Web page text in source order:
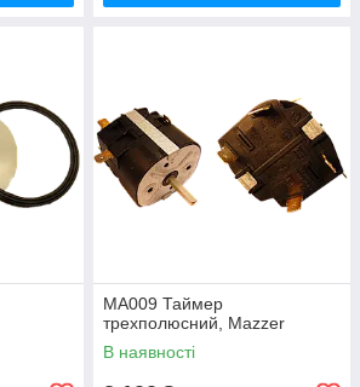
MA009 Таймер
трехполюсний, Mazzer
В наявності